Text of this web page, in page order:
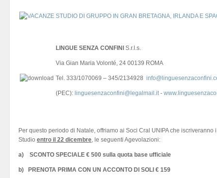
LINGUE SENZA CONFINI S.r.l.s.
Via Gian Maria Volonté, 24 00139 ROMA
Tel. 333/1070069 – 345/2134928
(PEC): linguesenzaconfini@legalmail.it-
Per questo periodo di Natale, offriamo ai Soci Cral UNIPA che
Studio entro il 22 dicembre, le seguenti Agevolazioni:
a) SCONTO SPECIALE € 500 sulla quota base ufficiale
b) PRENOTA PRIMA CON UN ACCONTO DI SOLI € 159